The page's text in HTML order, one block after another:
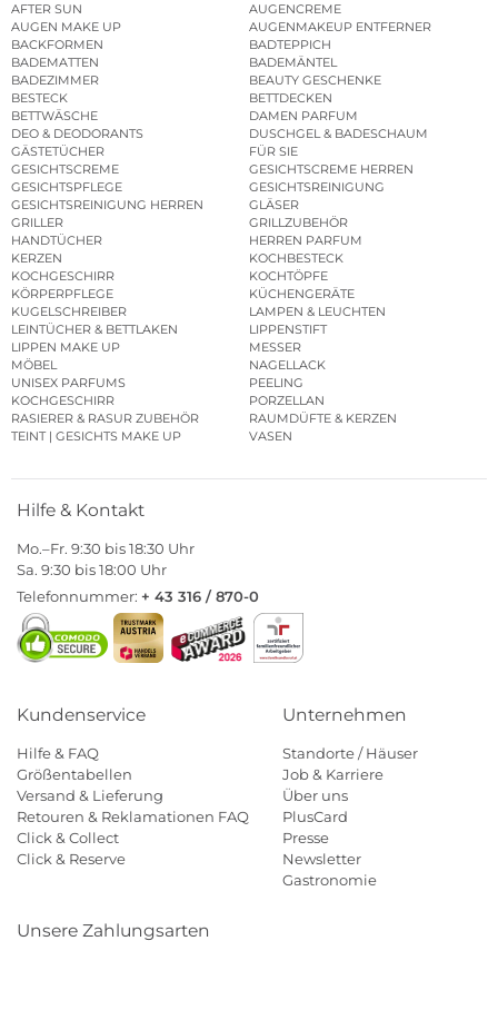
AFTER SUN
AUGENCREME
AUGEN MAKE UP
AUGENMAKEUP ENTFERNER
BACKFORMEN
BADTEPPICH
BADEMATTEN
BADEMÄNTEL
BADEZIMMER
BEAUTY GESCHENKE
BESTECK
BETTDECKEN
BETTWÄSCHE
DAMEN PARFUM
DEO & DEODORANTS
DUSCHGEL & BADESCHAUM
GÄSTETÜCHER
FÜR SIE
GESICHTSCREME
GESICHTSCREME HERREN
GESICHTSPFLEGE
GESICHTSREINIGUNG
GESICHTSREINIGUNG HERREN
GLÄSER
GRILLER
GRILLZUBEHÖR
HANDTÜCHER
HERREN PARFUM
KERZEN
KOCHBESTECK
KOCHGESCHIRR
KOCHTÖPFE
KÖRPERPFLEGE
KÜCHENGERÄTE
KUGELSCHREIBER
LAMPEN & LEUCHTEN
LEINTÜCHER & BETTLAKEN
LIPPENSTIFT
LIPPEN MAKE UP
MESSER
MÖBEL
NAGELLACK
UNISEX PARFUMS
PEELING
KOCHGESCHIRR
PORZELLAN
RASIERER & RASUR ZUBEHÖR
RAUMDÜFTE & KERZEN
TEINT | GESICHTS MAKE UP
VASEN
Hilfe & Kontakt
Mo.–Fr. 9:30 bis 18:30 Uhr
Sa. 9:30 bis 18:00 Uhr
Telefonnummer: + 43 316 / 870-0
Kundenservice
Hilfe & FAQ
Größentabellen
Versand & Lieferung
Retouren & Reklamationen FAQ
Click & Collect
Click & Reserve
Unternehmen
Standorte / Häuser
Job & Karriere
Über uns
PlusCard
Presse
Newsletter
Gastronomie
Unsere Zahlungsarten